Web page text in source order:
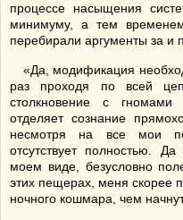
процессе насыщения
минимуму, а тем
перебирали аргументы за и
«Да, модификация
раз проходя по всей
столкновение с гномами
отделяет сознание
несмотря на все мои
отсутствует полностью.
моем виде, безусловно
этих пещерах, меня скорее
ночного кошмара, чем